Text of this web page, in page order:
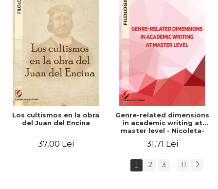
Los cultismos en la obra
del Juan del Encina
37,00 Lei
Genre-related dimensions
in academic writing at
master level - Nicoleta-
31,71 Lei
1 2 3 ... 11